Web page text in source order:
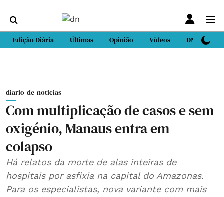
Edição Diária Últimas Opinião Vídeos DN Sport
diario-de-noticias
Com multiplicação de casos e sem
oxigénio, Manaus entra em
colapso
Há relatos da morte de alas inteiras de
hospitais por asfixia na capital do Amazonas.
Para os especialistas, nova variante com mais